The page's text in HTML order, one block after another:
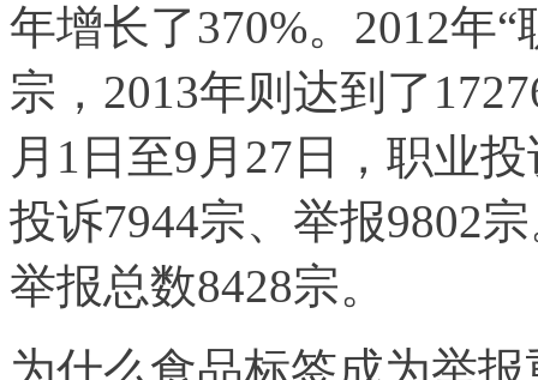
年增长了370%。2012年
宗，2013年则达到了
月1日至9月27日，职业
投诉7944宗、举报9802
举报总数8428宗。